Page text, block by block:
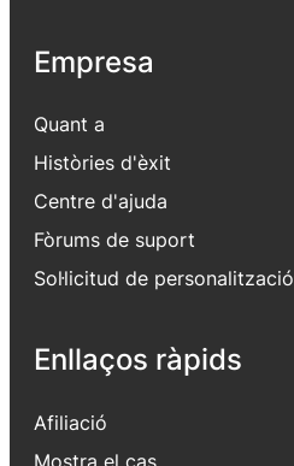
Empresa
Quant a
Històries d'èxit
Centre d'ajuda
Fòrums de suport
Sol·licitud de personalització
Enllaços ràpids
Afiliació
Mostra el cas